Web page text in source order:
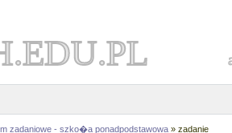
zadaniowe - szko�a ponadpodstawowa » zadanie